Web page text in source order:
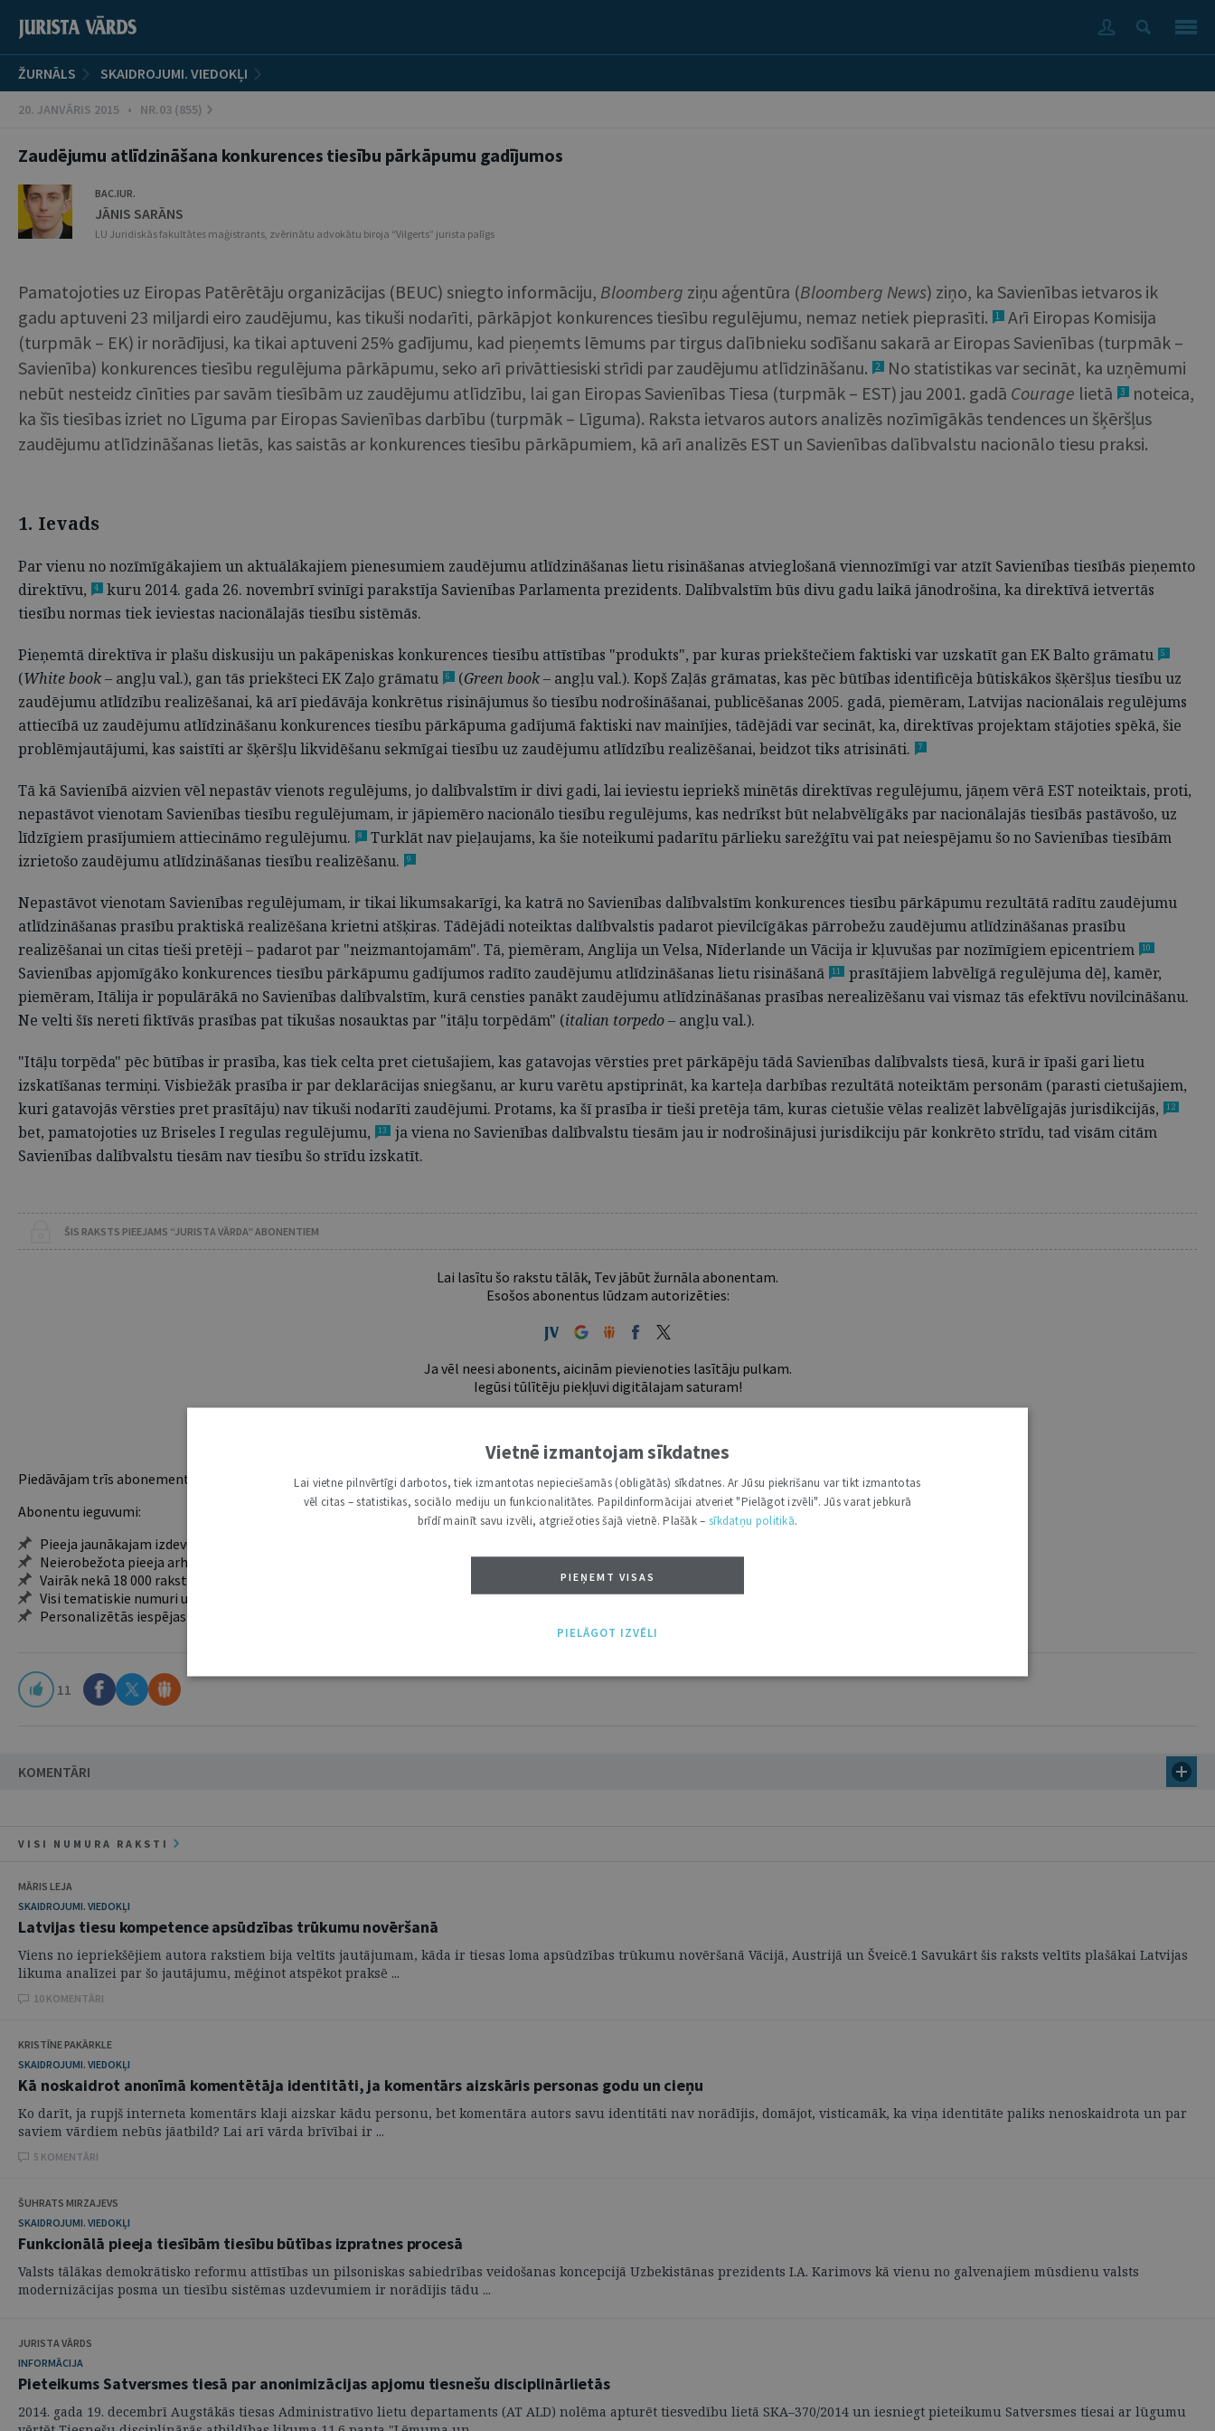
ŽURNĀLS SKAIDROJUMI. VIEDOKĻI
20. JANVĀRIS 2015 • NR.03 (855)
Zaudējumu atlīdzināšana konkurences tiesību pārkāpumu gadījumos
BAC.IUR.
JĀNIS SARĀNS
LU Juridiskās fakultātes maģistrants, zvērinātu advokātu biroja “Vilgerts” jurista palīgs
Pamatojoties uz Eiropas Patērētāju organizācijas (BEUC) sniegto informāciju, Bloomberg ziņu aģentūra (Bloomberg News) ziņo, ka Savienības ietvaros ik
gadu aptuveni 23 miljardi eiro zaudējumu, kas tikuši nodarīti, pārkāpjot konkurences tiesību regulējumu, nemaz netiek pieprasīti.
1
Arī Eiropas Komisija
(turpmāk – EK) ir norādījusi, ka tikai aptuveni 25% gadījumu, kad pieņemts lēmums par tirgus dalībnieku sodīšanu sakarā ar Eiropas Savienības (turpmāk –
Savienība) konkurences tiesību regulējuma pārkāpumu, seko arī privāttiesiski strīdi par zaudējumu atlīdzināšanu.
2
No statistikas var secināt, ka uzņēmumi
nebūt nesteidz cīnīties par savām tiesībām uz zaudējumu atlīdzību, lai gan Eiropas Savienības Tiesa (turpmāk – EST) jau 2001. gadā Courage lietā 3
noteica,
ka šīs tiesības izriet no Līguma par Eiropas Savienības darbību (turpmāk – Līguma). Raksta ietvaros autors analizēs nozīmīgākās tendences un šķēršļus
zaudējumu atlīdzināšanas lietās, kas saistās ar konkurences tiesību pārkāpumiem, kā arī analizēs EST un Savienības dalībvalstu nacionālo tiesu praksi.
1. Ievads
Par vienu no nozīmīgākajiem un aktuālākajiem pienesumiem zaudējumu atlīdzināšanas lietu risināšanas atvieglošanā viennozīmīgi var atzīt Savienības tiesībās pieņemto
direktīvu,
4
kuru 2014. gada 26. novembrī svinīgi parakstīja Savienības Parlamenta prezidents. Dalībvalstīm būs divu gadu laikā jānodrošina, ka direktīvā ietvertās
tiesību normas tiek ieviestas nacionālajās tiesību sistēmās.
Pieņemtā direktīva ir plašu diskusiju un pakāpeniskas konkurences tiesību attīstības "produkts", par kuras priekštečiem faktiski var uzskatīt gan EK Balto grāmatu 5
(White book– angļu val.), gan tās priekšteci EK Zaļo grāmatu 6 (Green book– angļu val.). Kopš Zaļās grāmatas, kas pēc būtības identificēja būtiskākos šķēršļus tiesību uz
zaudējumu atlīdzību realizēšanai, kā arī piedāvāja konkrētus risinājumus šo tiesību nodrošināšanai, publicēšanas 2005. gadā, piemēram, Latvijas nacionālais regulējums
attiecībā uz zaudējumu atlīdzināšanu konkurences tiesību pārkāpuma gadījumā faktiski nav mainījies, tādējādi var secināt, ka, direktīvas projektam stājoties spēkā, šie
problēmjautājumi, kas saistīti ar šķēršļu likvidēšanu sekmīgai tiesību uz zaudējumu atlīdzību realizēšanai, beidzot tiks atrisināti.
7
Tā kā Savienībā aizvien vēl nepastāv vienots regulējums, jo dalībvalstīm ir divi gadi, lai ieviestu iepriekš minētās direktīvas regulējumu, jāņem vērā EST noteiktais, proti,
nepastāvot vienotam Savienības tiesību regulējumam, ir jāpiemēro nacionālo tiesību regulējums, kas nedrīkst būt nelabvēlīgāks par nacionālajās tiesībās pastāvošo, uz
līdzīgiem prasījumiem attiecināmo regulējumu.
8
Turklāt nav pieļaujams, ka šie noteikumi padarītu pārlieku sarežģītu vai pat neiespējamu šo no Savienības tiesībām
izrietošo zaudējumu atlīdzināšanas tiesību realizēšanu.
9
Nepastāvot vienotam Savienības regulējumam, ir tikai likumsakarīgi, ka katrā no Savienības dalībvalstīm konkurences tiesību pārkāpumu rezultātā radītu zaudējumu
atlīdzināšanas prasību praktiskā realizēšana krietni atšķiras. Tādējādi noteiktas dalībvalstis padarot pievilcīgākas pārrobežu zaudējumu atlīdzināšanas prasību
realizēšanai un citas tieši pretēji – padarot par "neizmantojamām". Tā, piemēram, Anglija un Velsa, Nīderlande un Vācija ir kļuvušas par nozīmīgiem epicentriem
10
Savienības apjomīgāko konkurences tiesību pārkāpumu gadījumos radīto zaudējumu atlīdzināšanas lietu risināšanā 11
prasītājiem labvēlīgā regulējuma dēļ, kamēr,
piemēram, Itālija ir populārākā no Savienības dalībvalstīm, kurā censties panākt zaudējumu atlīdzināšanas prasības nerealizēšanu vai vismaz tās efektīvu novilcināšanu.
Ne velti šīs nereti fiktīvās prasības pat tikušas nosauktas par "itāļu torpēdām" (italian torpedo– angļu val.).
"Itāļu torpēda" pēc būtības ir prasība, kas tiek celta pret cietušajiem, kas gatavojas vērsties pret pārkāpēju tādā Savienības dalībvalsts tiesā, kurā ir īpaši gari lietu
izskatīšanas termiņi. Visbiežāk prasība ir par deklarācijas sniegšanu, ar kuru varētu apstiprināt, ka karteļa darbības rezultātā noteiktām personām (parasti cietušajiem,
kuri gatavojās vērsties pret prasītāju) nav tikuši nodarīti zaudējumi. Protams, ka šī prasība ir tieši pretēja tām, kuras cietušie vēlas realizēt labvēlīgajās jurisdikcijās,
12
bet, pamatojoties uz Briseles I regulas regulējumu, 13
ja viena no Savienības dalībvalstu tiesām jau ir nodrošinājusi jurisdikciju pār konkrēto strīdu, tad visām citām
Savienības dalībvalstu tiesām nav tiesību šo strīdu izskatīt.
ŠIS RAKSTS PIEEJAMS “JURISTA VĀRDA” ABONENTIEM
Lai lasītu šo rakstu tālāk, Tev jābūt žurnāla abonentam.
Esošos abonentus lūdzam autorizēties:
Ja vēl neesi abonents, aicinām pievienoties lasītāju pulkam.
Iegūsi tūlītēju piekļuvi digitālajam saturam!
Piedāvājam trīs abonementu veidus. Vienam lietotājam piemērotākais ir "Mazais" (3, 6 un 12 mēnešiem).
Abonentu ieguvumi:
Pieeja jaunākajam izdevumam
Neierobežota pieeja arhīvam – 24 h/7 d.
Vairāk nekā 18 000 rakstu un 2000 autoru
Visi tematiskie numuri un ikgadējie grāmatžurnāli
Personalizētās iespējas – piezīmes, citāti, mapes
11
KOMENTĀRI
VISI NUMURA RAKSTI
MĀRIS LEJA
SKAIDROJUMI. VIEDOKĻI
Latvijas tiesu kompetence apsūdzības trūkumu novēršanā
Viens no iepriekšējiem autora rakstiem bija veltīts jautājumam, kāda ir tiesas loma apsūdzības trūkumu novēršanā Vācijā, Austrijā un Šveicē.1 Savukārt šis raksts veltīts plašākai Latvijas
likuma analīzei par šo jautājumu, mēģinot atspēkot praksē ...
10 KOMENTĀRI
KRISTĪNE PAKĀRKLE
SKAIDROJUMI. VIEDOKĻI
Kā noskaidrot anonīmā komentētāja identitāti, ja komentārs aizskāris personas godu un cieņu
Ko darīt, ja rupjš interneta komentārs klaji aizskar kādu personu, bet komentāra autors savu identitāti nav norādījis, domājot, visticamāk, ka viņa identitāte paliks nenoskaidrota un par
saviem vārdiem nebūs jāatbild? Lai arī vārda brīvībai ir ...
5 KOMENTĀRI
ŠUHRATS MIRZAJEVS
SKAIDROJUMI. VIEDOKĻI
Funkcionālā pieeja tiesībām tiesību būtības izpratnes procesā
Valsts tālākas demokrātisko reformu attīstības un pilsoniskas sabiedrības veidošanas koncepcijā Uzbekistānas prezidents I.A. Karimovs kā vienu no galvenajiem mūsdienu valsts
modernizācijas posma un tiesību sistēmas uzdevumiem ir norādījis tādu ...
JURISTA VĀRDS
INFORMĀCIJA
Pieteikums Satversmes tiesā par anonimizācijas apjomu tiesnešu disciplinārlietās
2014. gada 19. decembrī Augstākās tiesas Administratīvo lietu departaments (AT ALD) nolēma apturēt tiesvedību lietā SKA–370/2014 un iesniegt pieteikumu Satversmes tiesai ar lūgumu
Vietnē izmantojam sīkdatnes
Lai vietne pilnvērtīgi darbotos, tiek izmantotas nepieciešamās (obligātās) sīkdatnes. Ar Jūsu piekrišanu var tikt izmantotas
vēl citas – statistikas, sociālo mediju un funkcionalitātes. Papildinformācijai atveriet "Pielāgot izvēli". Jūs varat jebkurā
brīdī mainīt savu izvēli, atgriežoties šajā vietnē. Plašāk – sīkdatņu politikā.
PIEŅEMT VISAS
PIELĀGOT IZVĒLI